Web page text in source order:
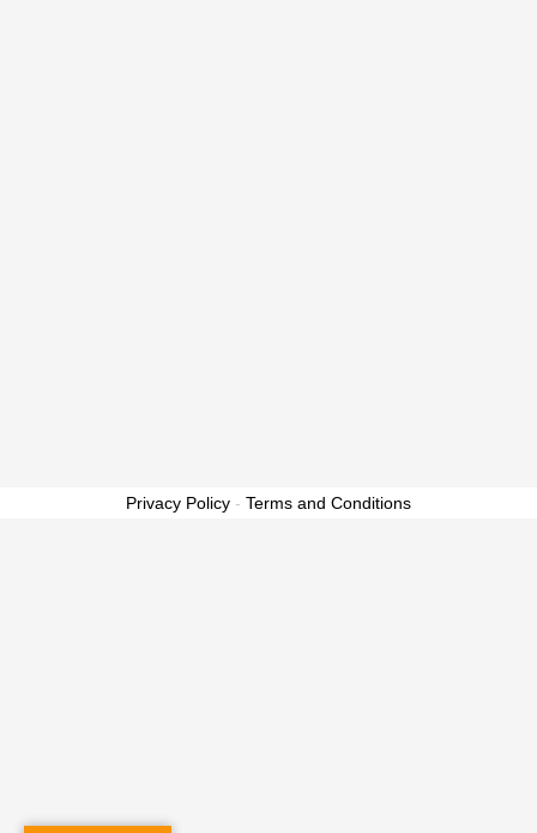
Privacy Policy - Terms and Conditions